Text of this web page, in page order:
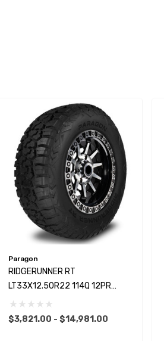
Paragon
RIDGERUNNER RT
LT33X12.50R22 114Q 12PR
Paragon
$3,821.00 - $14,981.00